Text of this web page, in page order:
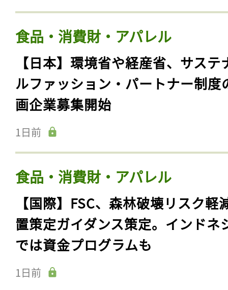
食品・消費財・アパレル
【日本】環境省や経産省、サステ
ルファッション・パートナー制度
画企業募集開始
1日前
食品・消費財・アパレル
【国際】FSC、森林破壊リスク軽
置策定ガイダンス策定。インドネ
では資金プログラムも
1日前